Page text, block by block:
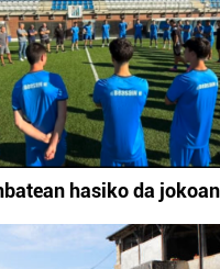
hasiko da jokoan